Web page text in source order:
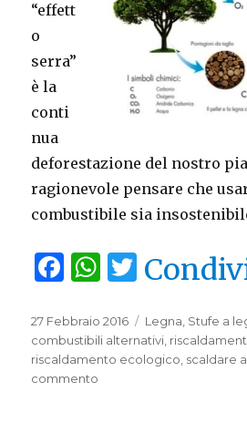
“effett
o
serra”
è la
conti
nua
deforestazione del nostro
ragionevole pensare che
combustibile sia
F
c
e
b
W
at
s
T
it
te
Pubblicato
il
27 Febbraio 2016 Categorie
Legna, Stufe a
combustibili alternativi,
riscaldamento ecologico, scaldare
commento